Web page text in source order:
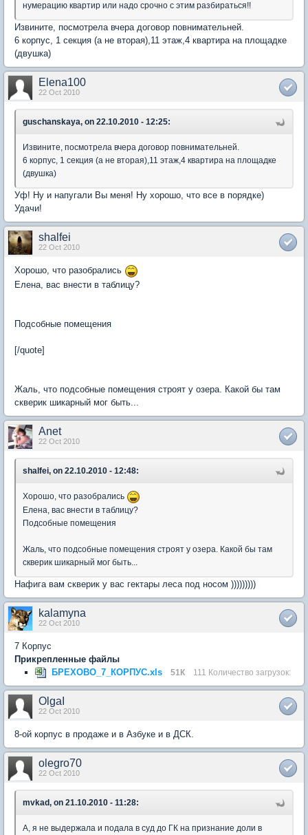
нумерацию квартир или надо срочно с этим разбираться!!
Извините, посмотрела вчера договор повнимательней.
6 корпус, 1 секция (а не вторая),11 этаж,4 квартира на площадке
(двушка)
Elena100
22 Oct 2010
guschanskaya, on 22.10.2010 - 12:25:
Извините, посмотрела вчера договор повнимательней.
6 корпус, 1 секция (а не вторая),11 этаж,4 квартира на площадке
(двушка)
Уф! Ну и напугали Вы меня! Ну хорошо, что все в порядке)
Удачи!
shalfei
22 Oct 2010
Хорошо, что разобрались
Елена, вас внести в таблицу?
Подсобные помещения
[/quote]
Жаль, что подсобные помещения строят у озера. Какой бы там
скверик шикарный мог быть...
Anet
22 Oct 2010
shalfei, on 22.10.2010 - 12:48:
Хорошо, что разобрались
Елена, вас внести в таблицу?
Подсобные помещения
Жаль, что подсобные помещения строят у озера. Какой бы там
скверик шикарный мог быть...
Нафига вам скверик у вас гектары леса под носом )))))))))
kalamyna
22 Oct 2010
7 Корпус
Прикрепленные файлы
БРЕХОВО_7_КОРПУС.xls
51К 111 Количество загрузок:
OlgaI
22 Oct 2010
8-ой корпус в продаже и в Азбуке и в ДСК.
olegro70
22 Oct 2010
mvkad, on 21.10.2010 - 11:28:
А, я не выдержала и подала в суд до ГК на признание доли в